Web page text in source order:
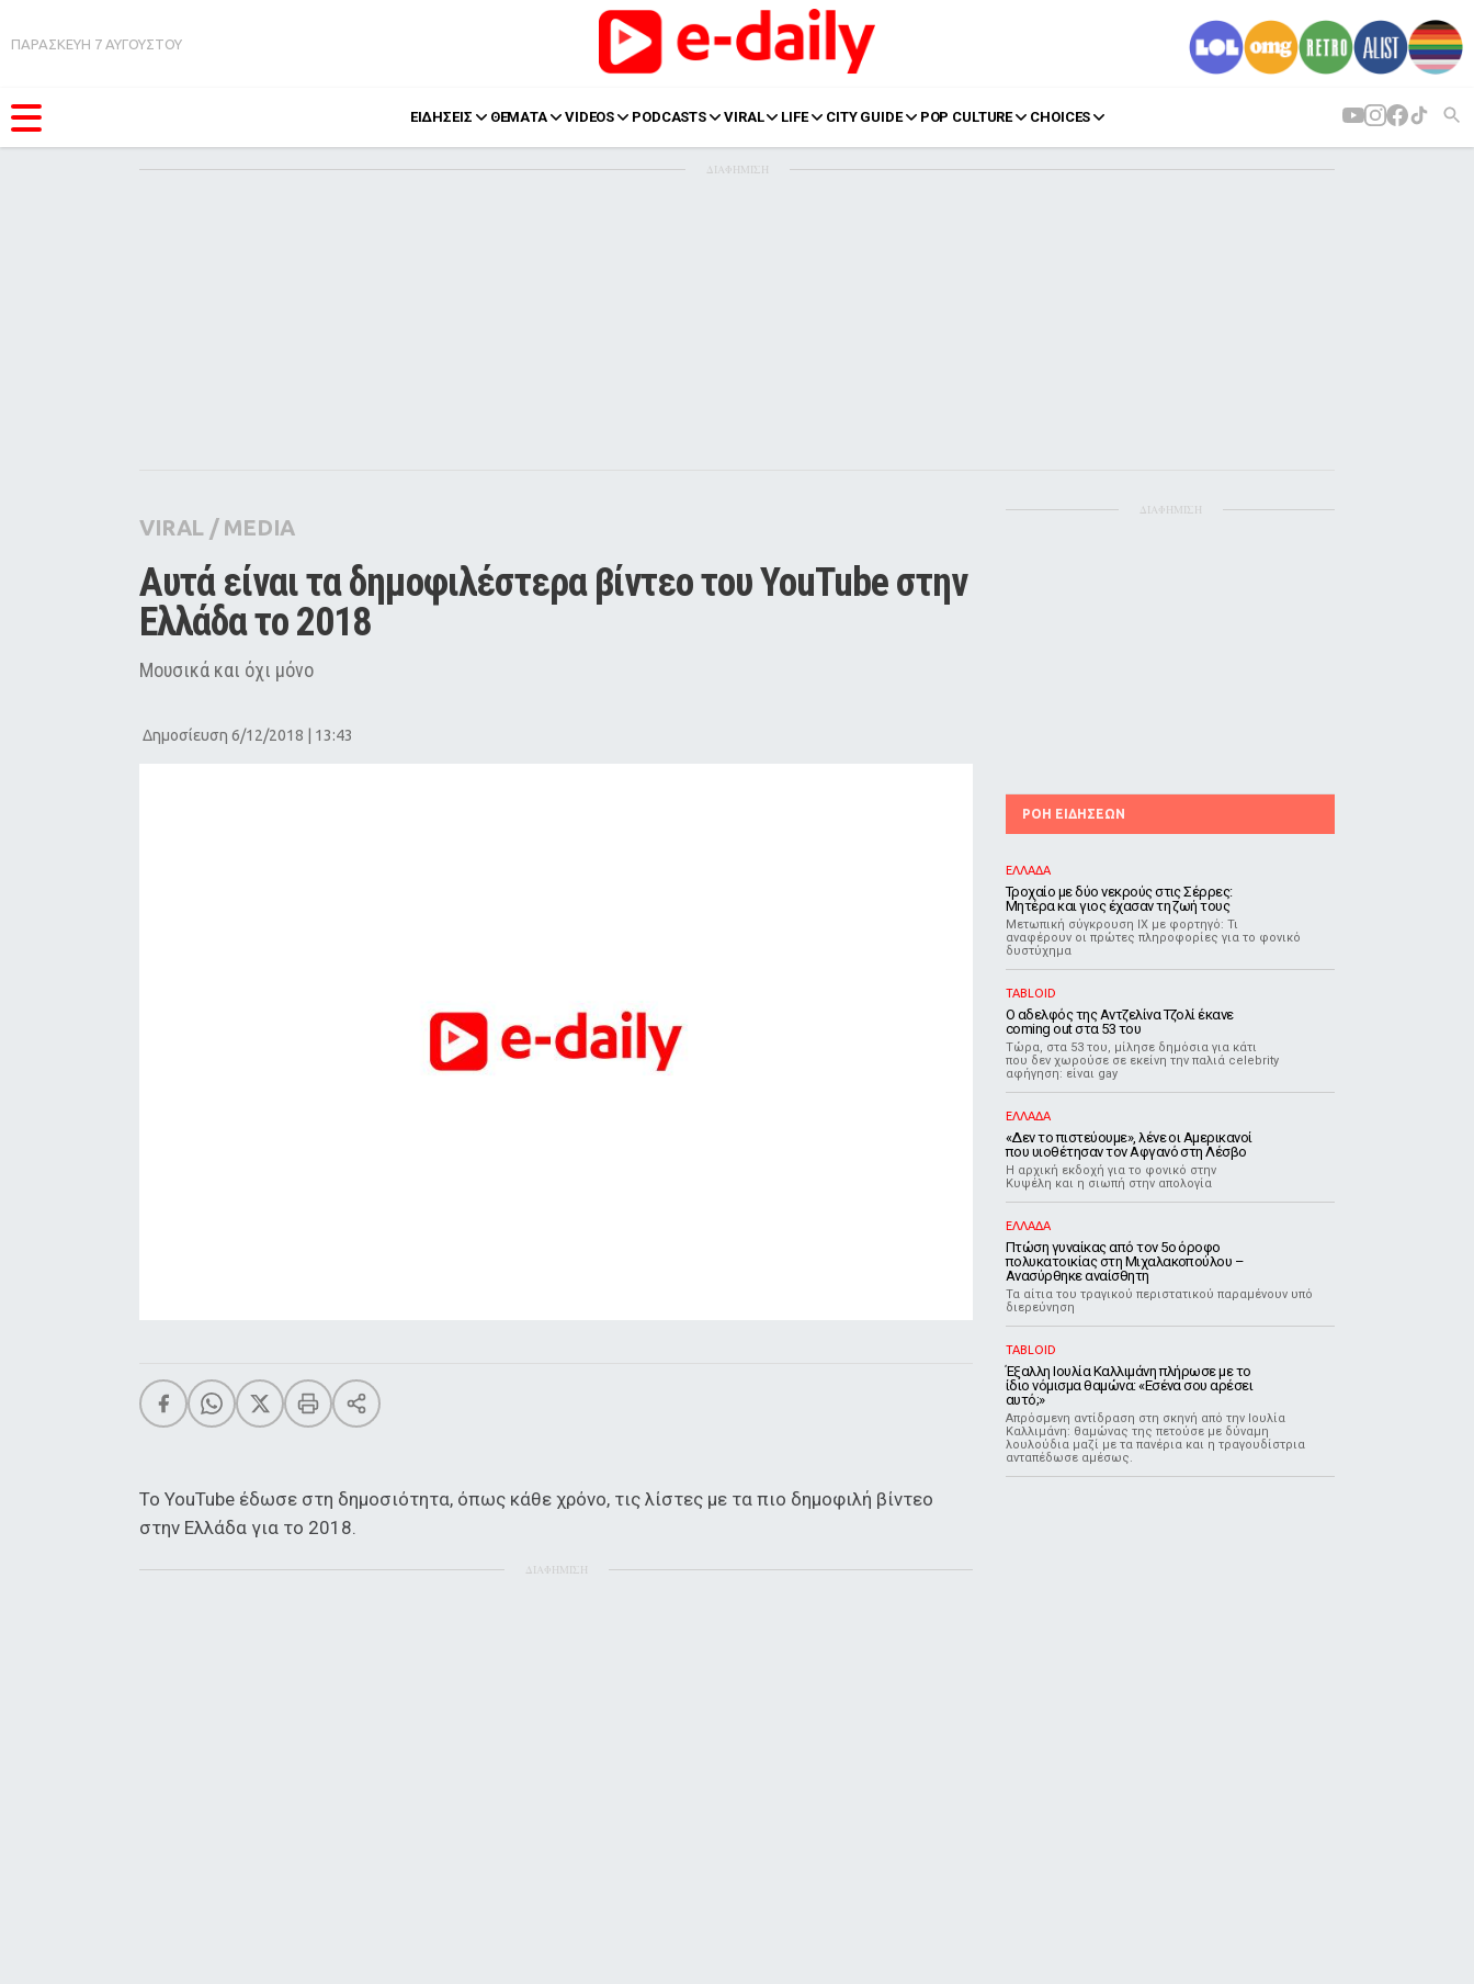
ΠΑΡΑΣΚΕΥΗ 7 ΑΥΓΟΥΣΤΟΥ
ΕΙΔΗΣΕΙΣ ΘΕΜΑΤΑ VIDEOS PODCASTS VIRAL LIFE CITY GUIDE POP CULTURE CHOICES
Pop Culture
Agenda
ΔΙΑΦΗΜΙΣΗ
VIRAL / MEDIA
Αυτά είναι τα δημοφιλέστερα βίντεο του YouTube στην
Ελλάδα το 2018
Μουσικά και όχι μόνο
Δημοσίευση 6/12/2018 | 13:43
Το YouTube έδωσε στη δημοσιότητα, όπως κάθε χρόνο, τις λίστες με τα πιο δημοφιλή βίντεο
στην Ελλάδα για το 2018.
ΔΙΑΦΗΜΙΣΗ
ΔΙΑΦΗΜΙΣΗ
ΡΟΗ ΕΙΔΗΣΕΩΝ
ΕΛΛΑΔΑ
Τροχαίο με δύο νεκρούς στις Σέρρες:
Μητέρα και γιος έχασαν τη ζωή τους
Μετωπική σύγκρουση ΙΧ με φορτηγό: Τι
αναφέρουν οι πρώτες πληροφορίες για το φονικό
δυστύχημα
TABLOID
Ο αδελφός της Αντζελίνα Τζολί έκανε
coming out στα 53 του
Τώρα, στα 53 του, μίλησε δημόσια για κάτι
που δεν χωρούσε σε εκείνη την παλιά celebrity
αφήγηση: είναι gay
ΕΛΛΑΔΑ
«Δεν το πιστεύουμε», λένε οι Αμερικανοί
που υιοθέτησαν τον Αφγανό στη Λέσβο
Η αρχική εκδοχή για το φονικό στην
Κυψέλη και η σιωπή στην απολογία
ΕΛΛΑΔΑ
Πτώση γυναίκας από τον 5ο όροφο
πολυκατοικίας στη Μιχαλακοπούλου –
Ανασύρθηκε αναίσθητη
Τα αίτια του τραγικού περιστατικού παραμένουν υπό
διερεύνηση
TABLOID
Έξαλλη Ιουλία Καλλιμάνη πλήρωσε με το
ίδιο νόμισμα θαμώνα: «Εσένα σου αρέσει
αυτό;»
Απρόσμενη αντίδραση στη σκηνή από την Ιουλία
Καλλιμάνη: θαμώνας της πετούσε με δύναμη
λουλούδια μαζί με τα πανέρια και η τραγουδίστρια
ανταπέδωσε αμέσως.